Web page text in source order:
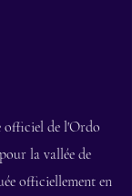
officiel de l'Ordo
la vallée de
officiellement en